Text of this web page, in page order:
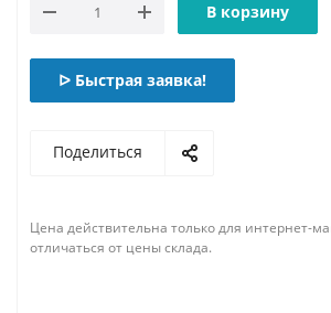
В корзину
ᐅ Быстрая заявка!
Поделиться
Цена действительна только для интернет-
отличаться от цены склада.